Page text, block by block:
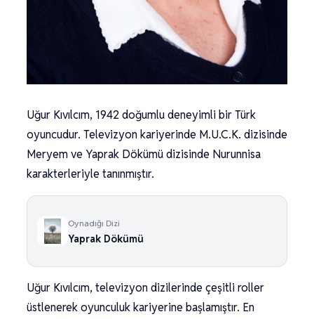
Uğur Kıvılcım, 1942 doğumlu deneyimli bir Türk
oyuncudur. Televizyon kariyerinde M.U.C.K. dizisinde
Meryem ve Yaprak Dökümü dizisinde Nurunnisa
karakterleriyle tanınmıştır.
Oynadığı Dizi
Yaprak Dökümü
Uğur Kıvılcım, televizyon dizilerinde çeşitli roller
üstlenerek oyunculuk kariyerine başlamıştır. En